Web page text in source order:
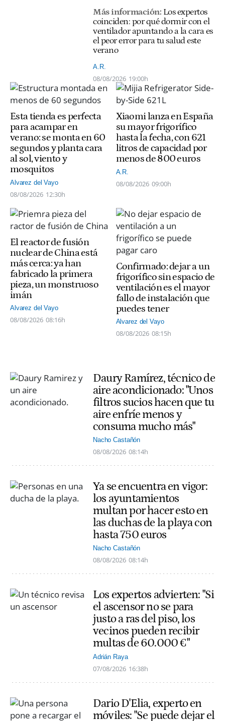
Más información: Los expertos
coinciden: por qué dormir con el
ventilador apuntando a la cara es
el peor error para tu salud este
verano
A.R.
08/08/2026 19:00h
Esta tienda es perfecta
para acampar en
verano: se monta en 60
segundos y planta cara
al sol, viento y
mosquitos
Alvarez del Vayo
08/08/2026 12:30h
Xiaomi lanza en España
su mayor frigorífico
hasta la fecha, con 621
litros de capacidad por
menos de 800 euros
A.R.
08/08/2026 09:00h
El reactor de fusión
nuclear de China está
más cerca: ya han
fabricado la primera
pieza, un monstruoso
imán
Alvarez del Vayo
08/08/2026 08:16h
Confirmado: dejar a un
frigorífico sin espacio de
ventilación es el mayor
fallo de instalación que
puedes tener
Alvarez del Vayo
08/08/2026 08:15h
Daury Ramírez, técnico de
aire acondicionado: "Unos
filtros sucios hacen que tu
aire enfríe menos y
consuma mucho más"
Nacho Castañón
08/08/2026 08:14h
Ya se encuentra en vigor:
los ayuntamientos
multan por hacer esto en
las duchas de la playa con
hasta 750 euros
Nacho Castañón
08/08/2026 08:14h
Los expertos advierten: "Si
el ascensor no se para
justo a ras del piso, los
vecinos pueden recibir
multas de 60.000 €"
Adrián Raya
07/08/2026 16:38h
Dario D'Elia, experto en
móviles: "Se puede dejar el